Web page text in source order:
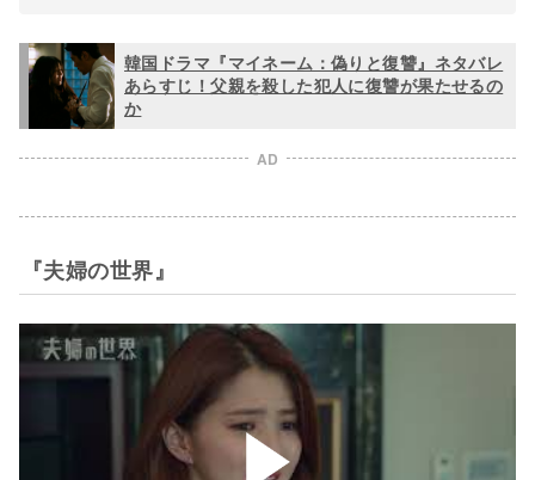
韓国ドラマ『マイネーム：偽りと復讐』ネタバレ
あらすじ！父親を殺した犯人に復讐が果たせるの
か
AD
『夫婦の世界』